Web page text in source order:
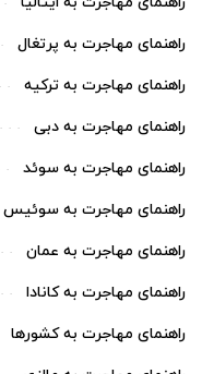
راهنمای مهاجرت به پرتغال
راهنمای مهاجرت به ترکیه
راهنمای مهاجرت به دبی
راهنمای مهاجرت به سوئد
راهنمای مهاجرت به سوئیس
راهنمای مهاجرت به عمان
راهنمای مهاجرت به کانادا
راهنمای مهاجرت به کشورها